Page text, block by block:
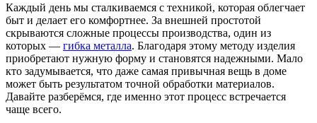
Каждый день мы сталкиваемся с техникой, которая облегчает
быт и делает его комфортнее. За внешней простотой
скрываются сложные процессы производства, один из
которых — гибка металла. Благодаря этому методу изделия
приобретают нужную форму и становятся надежными. Мало
кто задумывается, что даже самая привычная вещь в доме
может быть результатом точной обработки материалов.
Давайте разберёмся, где именно этот процесс встречается
чаще всего.